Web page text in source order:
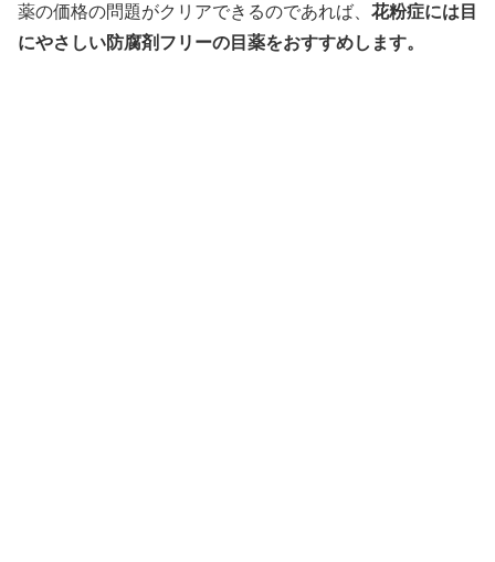
薬の価格の問題がクリアできるのであれば、 花粉症には目
にやさしい防腐剤フリーの目薬をおすすめします。